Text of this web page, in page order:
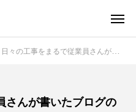
日々の工事をまるで従業員さんが書いたブログのようにホームページに残しませんか？
さんが書いたブログの